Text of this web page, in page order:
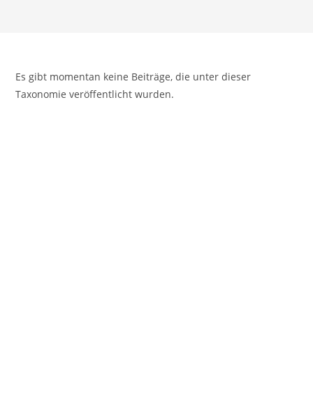
Es gibt momentan keine Beiträge, die unter dieser
Taxonomie veröffentlicht wurden.